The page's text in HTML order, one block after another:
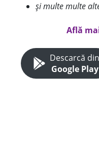
și multe multe
Află
Descarcă din
Google Play